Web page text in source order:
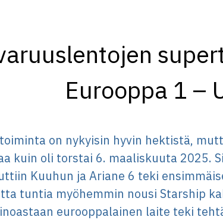
Eurooppa 1 –
on nykyisin hyvin hektistä,
kuin oli torstai 6. maaliskuuta 2025.
Kuuhun ja Ariane 6 teki
tuntia myöhemmin nousi Starship
eurooppalainen laite teki